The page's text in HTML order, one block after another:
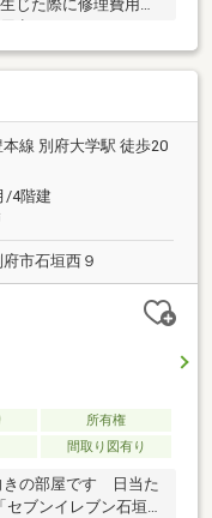
じた際に修理費用の
ご購入された場合に
度額の設定あり◆◇◆
時間受付対応！◆◇◆
設備トラブルに対応
しております。24時
分以内の一次応急処
：物件引き渡し日
象設備・その他諸条
本線 別府大学駅 徒歩20
/4階建
市石垣西９
所有権
間取り図有り
きの部屋です 日当た
ブンイレブン石垣西